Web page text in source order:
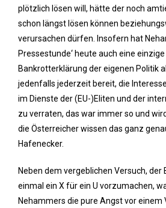
plötzlich lösen will, hätte der noch
schon längst lösen können
verursachen dürfen. Insofern hat
Pressestunde‘ heute auch eine
Bankrotterklärung der eigenen Politik
jedenfalls jederzeit bereit, die
im Dienste der (EU-)Eliten und der
zu verraten, das war immer so und
die Österreicher wissen das ganz
Hafenecker.
Neben dem vergeblichen Versuch, der
einmal ein X für ein U vorzumachen,
Nehammers die pure Angst vor einem